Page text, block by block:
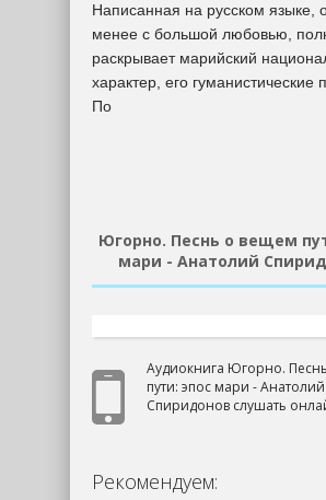
Написанная на русском языке,
менее с большой любовью,
раскрывает марийский
характер, его гуманистические
По
Югорно. Песнь о вещем
мари - Анатолий
Аудиокнига Югорно.
пути: эпос мари - Анатолий
Спиридонов слушать
Рекомендуем: